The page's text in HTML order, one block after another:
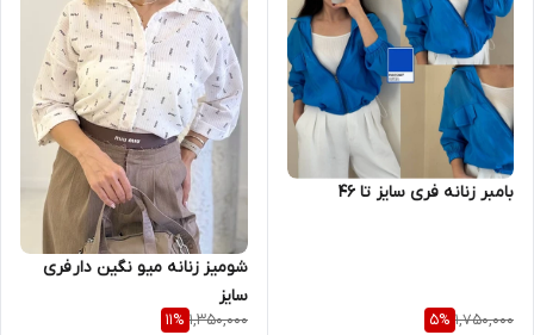
بامبر زنانه فری سایز تا ۴۶
1,750,000
5%
شومیز زنانه میو‌ نگین دار فری
سایز
1,350,000
11%